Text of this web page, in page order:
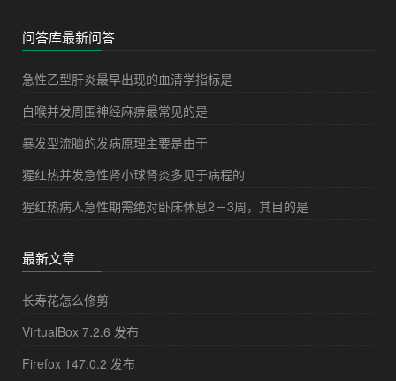
问答库最新问答
急性乙型肝炎最早出现的血清学指标是
白喉并发周围神经麻痹最常见的是
暴发型流脑的发病原理主要是由于
猩红热并发急性肾小球肾炎多见于病程的
猩红热病人急性期需绝对卧床休息2－3周，其目的是
最新文章
长寿花怎么修剪
VirtualBox 7.2.6 发布
Firefox 147.0.2 发布